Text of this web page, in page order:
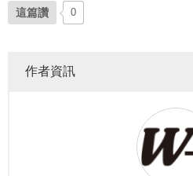
這篇讚 0
作者資訊